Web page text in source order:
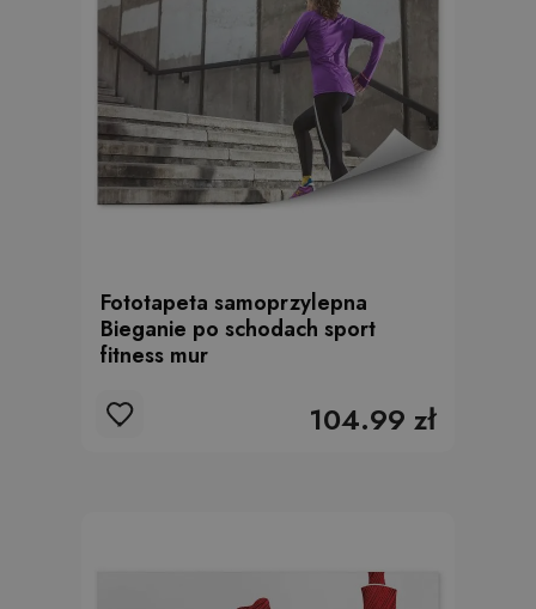
Fototapeta samoprzylepna
Bieganie po schodach sport
fitness mur
104.99 zł